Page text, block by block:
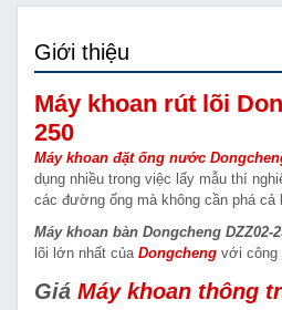
Giới thiệu
Máy khoan rút lõi
250
Máy khoan đặt ống nước
dụng nhiều trong việc lấy mẫu thí
các đường ống mà không cần phá cả
Máy khoan bàn Dongcheng DZZ02-
lõi lớn nhất của Dongcheng với công
Giá Máy khoan thông